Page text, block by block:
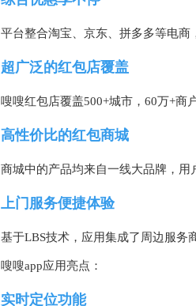
平台整合淘宝、京东、拼多多等电
超广泛的红包店覆盖
嗖嗖红包店覆盖500+城市，60万+商
高性价比的红包商城
商城中的产品均来自一线大品牌，
上门服务便捷体验
基于LBS技术，应用集成了周边服务
嗖嗖app应用亮点：
实时定位功能